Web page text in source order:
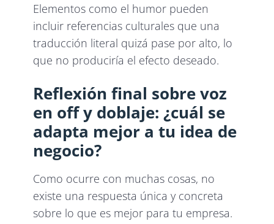
Elementos como el humor pueden
incluir referencias culturales que una
traducción literal quizá pase por alto, lo
que no produciría el efecto deseado.
Reflexión final sobre voz
en off y doblaje: ¿cuál se
adapta mejor a tu idea de
negocio?
Como ocurre con muchas cosas, no
existe una respuesta única y concreta
sobre lo que es mejor para tu empresa.